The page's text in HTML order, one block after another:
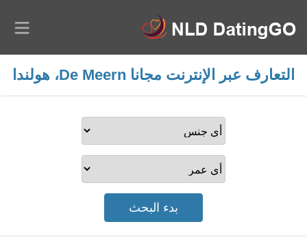
التعارف عبر الإنترنت مجانا De Meern، هولندا